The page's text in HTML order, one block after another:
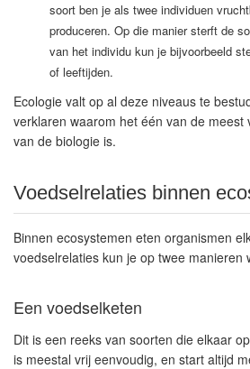
soort ben je als twee individuen
produceren. Op die manier sterft de
van het individu kun je bijvoorbeeld
of leeftijden.
Ecologie valt op al deze niveaus te
verklaren waarom het één van de meest
van de biologie is.
Voedselrelaties binnen
Binnen ecosystemen eten organismen
voedselrelaties kun je op twee manieren
Een voedselketen
Dit is een reeks van soorten die elkaar
is meestal vrij eenvoudig, en start altijd